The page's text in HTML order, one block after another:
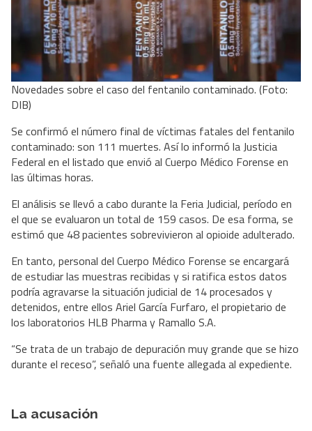
Novedades sobre el caso del fentanilo contaminado. (Foto:
DIB)
Se confirmó el número final de víctimas fatales del fentanilo
contaminado: son 111 muertes. Así lo informó la Justicia
Federal en el listado que envió al Cuerpo Médico Forense en
las últimas horas.
El análisis se llevó a cabo durante la Feria Judicial, período en
el que se evaluaron un total de 159 casos. De esa forma, se
estimó que 48 pacientes sobrevivieron al opioide adulterado.
En tanto, personal del Cuerpo Médico Forense se encargará
de estudiar las muestras recibidas y si ratifica estos datos
podría agravarse la situación judicial de 14 procesados y
detenidos, entre ellos Ariel García Furfaro, el propietario de
los laboratorios HLB Pharma y Ramallo S.A.
“Se trata de un trabajo de depuración muy grande que se hizo
durante el receso”, señaló una fuente allegada al expediente.
La acusación